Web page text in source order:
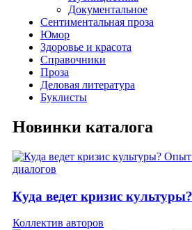
Документальное
Сентиментальная проза
Юмор
Здоровье и красота
Справочники
Проза
Деловая литература
Буклисты
Новинки каталога
Куда ведет кризис
Коллектив авторов